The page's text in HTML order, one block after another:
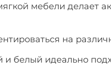
мебели делает
на
белый идеально